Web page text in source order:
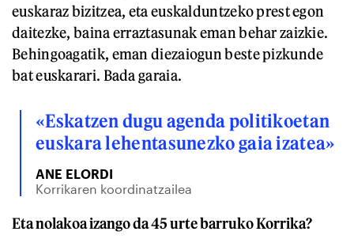
euskaraz bizitzea, eta euskalduntzeko prest egon
daitezke, baina erraztasunak eman behar zaizkie.
Behingoagatik, eman diezaiogun beste pizkunde
bat euskarari. Bada garaia.
«Eskatzen dugu agenda politikoetan
euskara lehentasunezko gaia izatea»
ANE ELORDI
Korrikaren koordinatzailea
Eta nolakoa izango da 45 urte barruko Korrika?